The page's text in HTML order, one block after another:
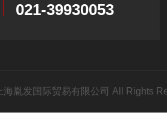
021-39930053
海胤发国际贸易有限公司 All Rights